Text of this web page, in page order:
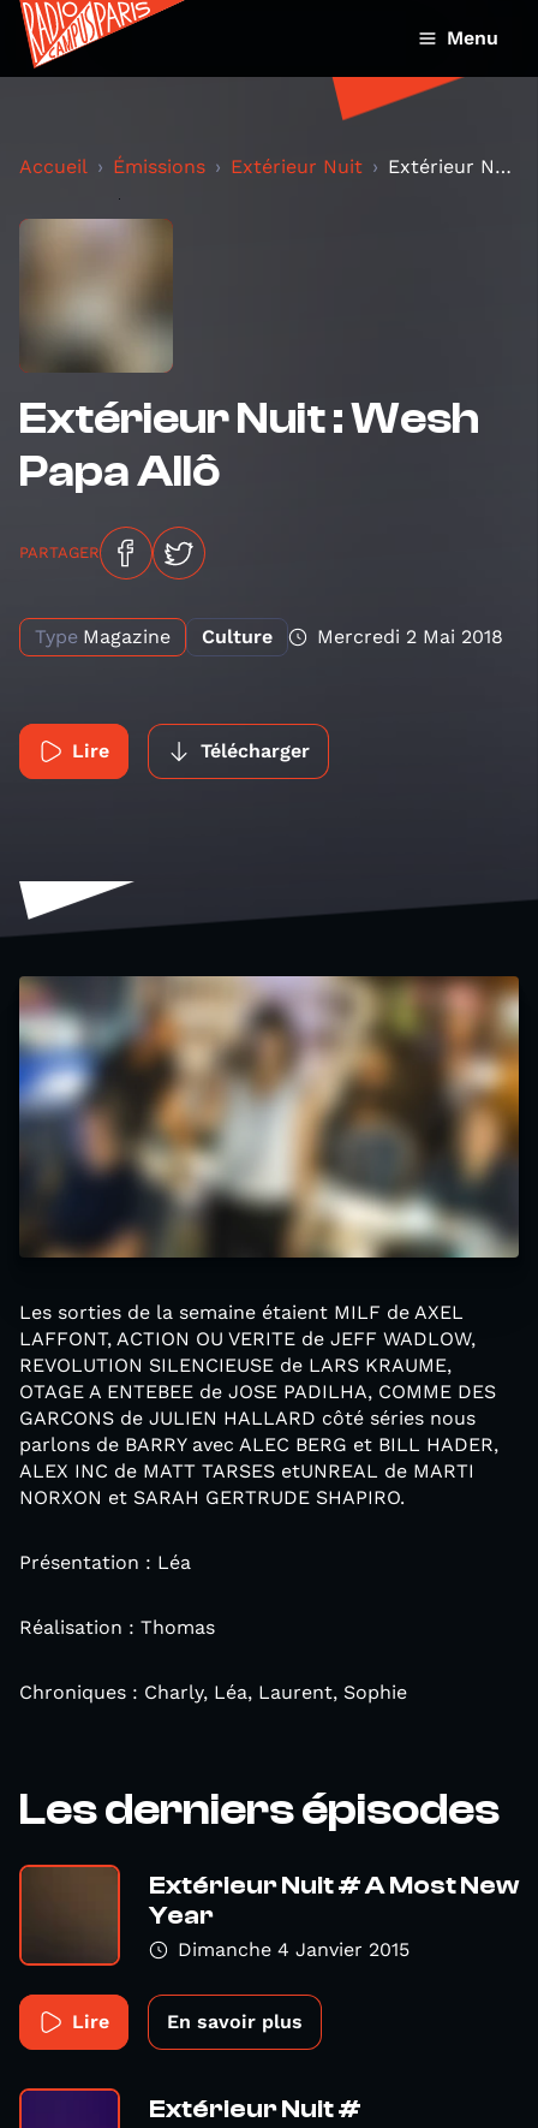
Menu
Accueil Émissions Extérieur Nuit Extérieur Nuit : Wesh Papa Allô
Extérieur Nuit : Wesh
Papa Allô
PARTAGER
Type Magazine Culture Mercredi 2 Mai 2018
Lire Télécharger
Les sorties de la semaine étaient MILF de AXEL
LAFFONT, ACTION OU VERITE de JEFF WADLOW,
REVOLUTION SILENCIEUSE de LARS KRAUME,
OTAGE A ENTEBEE de JOSE PADILHA, COMME DES
GARCONS de JULIEN HALLARD côté séries nous
parlons de BARRY avec ALEC BERG et BILL HADER,
ALEX INC de MATT TARSES etUNREAL de MARTI
NORXON et SARAH GERTRUDE SHAPIRO.
Présentation : Léa
Réalisation : Thomas
Chroniques : Charly, Léa, Laurent, Sophie
Les derniers épisodes
Extérieur Nuit # A Most New
Year
Dimanche 4 Janvier 2015
Lire En savoir plus
Extérieur Nuit #